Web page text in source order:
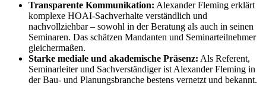
Transparente Kommunikation: Alexander Fleming erklärt
komplexe HOAI-Sachverhalte verständlich und
nachvollziehbar – sowohl in der Beratung als auch in seinen
Seminaren. Das schätzen Mandanten und Seminarteilnehmer
gleichermaßen.
Starke mediale und akademische Präsenz: Als Referent,
Seminarleiter und Sachverständiger ist Alexander Fleming in
der Bau- und Planungsbranche bestens vernetzt und bekannt.